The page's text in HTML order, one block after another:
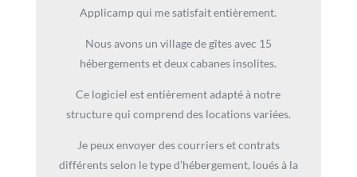
Applicamp qui me satisfait entièrement.
Nous avons un village de gîtes avec 15
hébergements et deux cabanes insolites.
Ce logiciel est entièrement adapté à notre
structure qui comprend des locations variées.
Je peux envoyer des courriers et contrats
différents selon le type d’hébergement, loués à la